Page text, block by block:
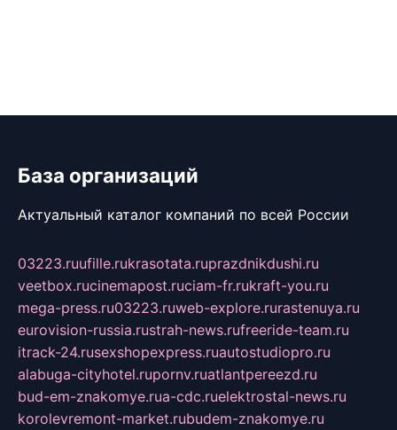
База организаций
Актуальный каталог компаний по всей России
03223.ruufille.rukrasotata.ruprazdnikdushi.ru
veetbox.rucinemapost.ruciam-fr.rukraft-you.ru
mega-press.ru03223.ruweb-explore.rurastenuya.ru
eurovision-russia.rustrah-news.rufreeride-team.ru
itrack-24.rusexshopexpress.ruautostudiopro.ru
alabuga-cityhotel.rupornv.ruatlantpereezd.ru
bud-em-znakomye.rua-cdc.ruelektrostal-news.ru
korolevremont-market.rubudem-znakomye.ru